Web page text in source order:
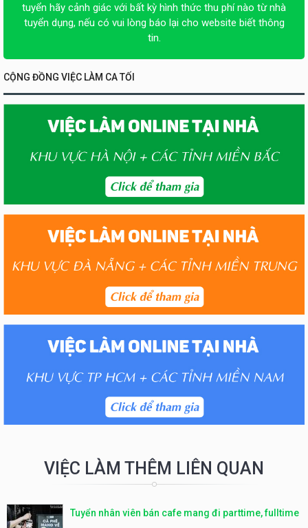
tuyển hãy cảnh giác với bất kỳ hình thức thu phí nào từ nhà
tuyển dụng, nếu có vui lòng báo lại cho website biết thông
tin.
CỘNG ĐỒNG VIỆC LÀM CA TỐI
VIỆC LÀM THÊM LIÊN QUAN
Tuyển nhân viên bán cafe mang đi parttime, fulltime